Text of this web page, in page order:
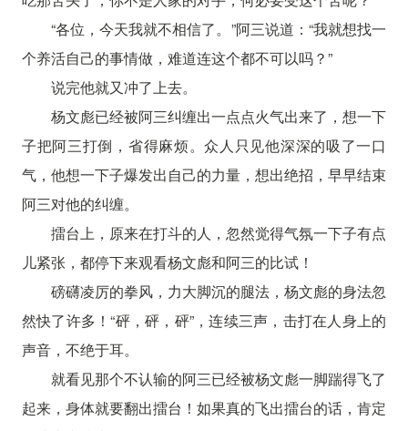
“各位，今天我就不相信了。”阿三说道：“我就想找一
个养活自己的事情做，难道连这个都不可以吗？”
说完他就又冲了上去。
杨文彪已经被阿三纠缠出一点点火气出来了，想一下
子把阿三打倒，省得麻烦。众人只见他深深的吸了一口
气，他想一下子爆发出自己的力量，想出绝招，早早结束
阿三对他的纠缠。
擂台上，原来在打斗的人，忽然觉得气氛一下子有点
儿紧张，都停下来观看杨文彪和阿三的比试！
磅礴凌厉的拳风，力大脚沉的腿法，杨文彪的身法忽
然快了许多！“砰，砰，砰”，连续三声，击打在人身上的
声音，不绝于耳。
就看见那个不认输的阿三已经被杨文彪一脚踹得飞了
起来，身体就要翻出擂台！如果真的飞出擂台的话，肯定